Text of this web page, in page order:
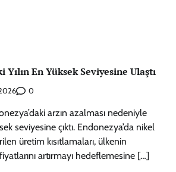
En Yüksek Seviyesine Ulaştı
0
arzın azalması nedeniyle
seviyesine çıktı. Endonezya’da nikel
üretim kısıtlamaları, ülkenin
artırmayı hedeflemesine […]